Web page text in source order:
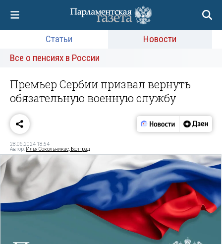
Статьи
Новости
Все о пенсиях в России
Премьер Сербии призвал вернуть
обязательную военную службу
28.06.2024 18:54
Автор: Илья Сокольникас, Белград